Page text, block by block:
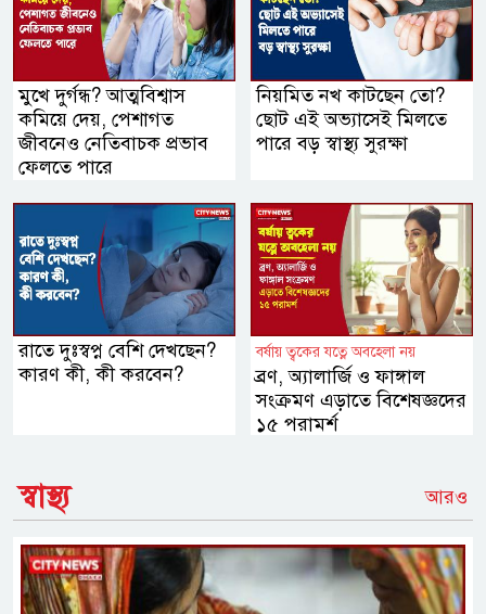
মুখে দুর্গন্ধ? আত্মবিশ্বাস
কমিয়ে দেয়, পেশাগত
জীবনেও নেতিবাচক প্রভাব
ফেলতে পারে
নিয়মিত নখ কাটছেন তো?
ছোট এই অভ্যাসেই মিলতে
পারে বড় স্বাস্থ্য সুরক্ষা
রাতে দুঃস্বপ্ন বেশি দেখছেন?
কারণ কী, কী করবেন?
বর্ষায় ত্বকের যত্নে অবহেলা নয়
ব্রণ, অ্যালার্জি ও ফাঙ্গাল
সংক্রমণ এড়াতে বিশেষজ্ঞদের
১৫ পরামর্শ
স্বাস্থ্য আরও